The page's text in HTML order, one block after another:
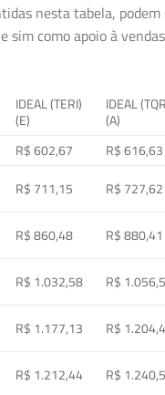
nesta tabela,
como apoio à
IDEAL (TERI)
(E)
IDEAL
(A)
R$ 602,67 R$ 616,63
R$ 711,15 R$ 727,62
R$ 860,48 R$ 880,41
R$ 1.032,58 R$
R$ 1.177,13 R$
R$ 1.212,44 R$